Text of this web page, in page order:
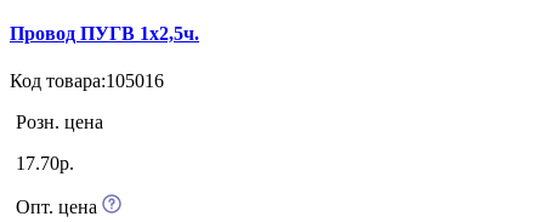
Провод ПУГВ 1х2,5ч.
Код товара:105016
Розн. цена
17.70р.
Опт. цена